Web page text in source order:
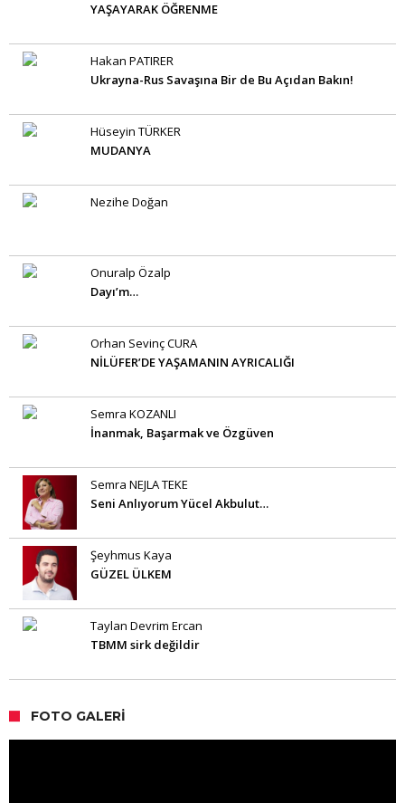
YAŞAYARAK ÖĞRENME
Hakan PATIRER
Ukrayna-Rus Savaşına Bir de Bu Açıdan Bakın!
Hüseyin TÜRKER
MUDANYA
Nezihe Doğan
Onuralp Özalp
Dayı’m…
Orhan Sevinç CURA
NİLÜFER’DE YAŞAMANIN AYRICALIĞI
Semra KOZANLI
İnanmak, Başarmak ve Özgüven
Semra NEJLA TEKE
Seni Anlıyorum Yücel Akbulut…
Şeyhmus Kaya
GÜZEL ÜLKEM
Taylan Devrim Ercan
TBMM sirk değildir
FOTO GALERI